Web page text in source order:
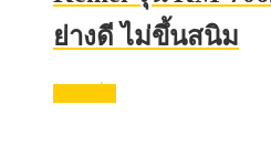
ย่างดี ไม่ขึ้นสนิม